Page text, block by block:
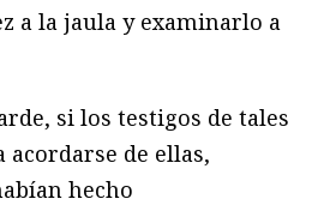
a la jaula y examinarlo a
si los testigos de tales
acordarse de ellas,
hecho